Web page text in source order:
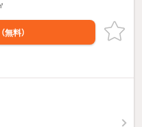
（無料）